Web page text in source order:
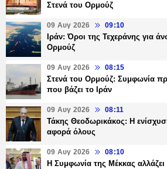
Στενά του Ορμούζ
09 Αυγ 2026 09:10
Ιράν: Όροι της Τεχεράνης για
Ορμούζ
09 Αυγ 2026 08:15
Στενά του Ορμούζ: Συμφωνία
που βάζει το Ιράν
09 Αυγ 2026 08:11
Τάκης Θεοδωρικάκος: Η
αφορά όλους
09 Αυγ 2026 08:10
Η Συμφωνία της Μέκκας